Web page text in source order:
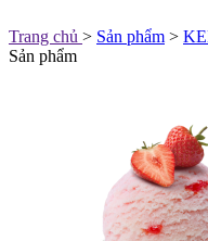
Trang chủ > Sản phẩm >
Sản phẩm